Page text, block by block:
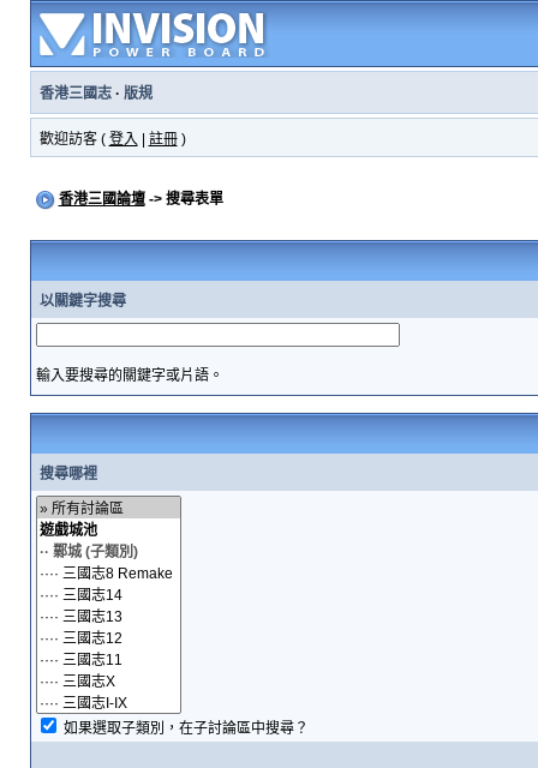
香港三國志· 版規
歡迎訪客 ( 登入 註冊)
香港三國論壇-> 搜尋表單
以關鍵字搜尋
輸入要搜尋的關鍵字或片語。
搜尋哪裡
如果選取子類別，在子討論區中搜尋？